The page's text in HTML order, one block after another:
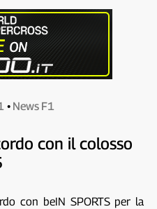
• News F1
con il colosso
con beIN SPORTS per la